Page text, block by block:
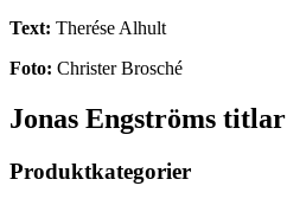
Text: Therése Alhult
Foto: Christer Brosché
Jonas Engströms titlar
Produktkategorier